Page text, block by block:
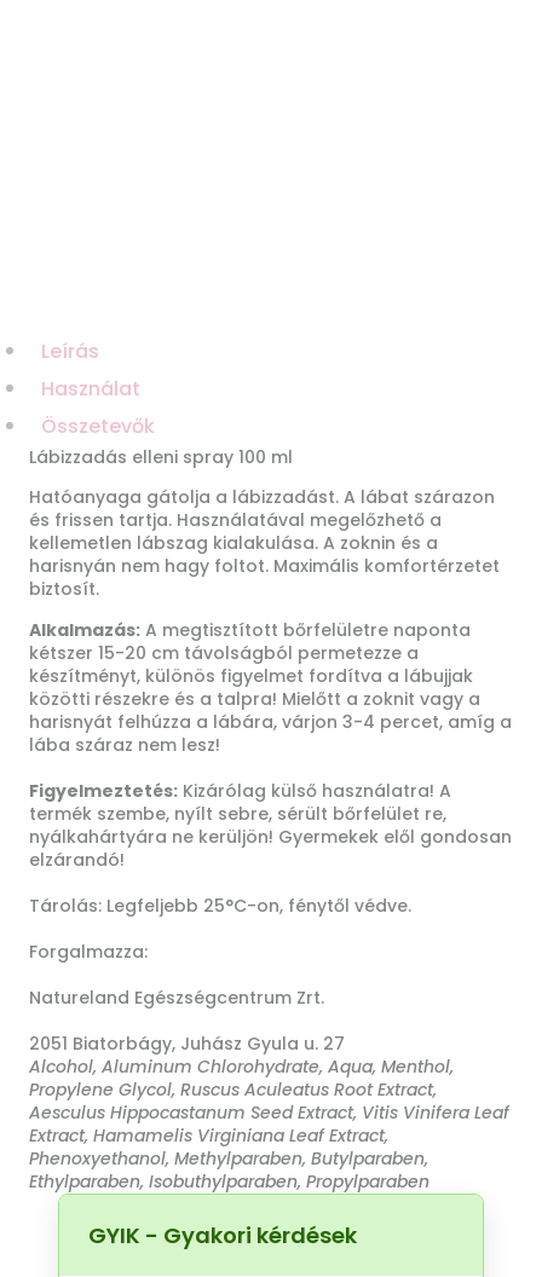
Leírás
Használat
Összetevők
Lábizzadás elleni spray 100 ml
Hatóanyaga gátolja a lábizzadást. A lábat szárazon
és frissen tartja. Használatával megelőzhető a
kellemetlen lábszag kialakulása. A zoknin és a
harisnyán nem hagy foltot. Maximális komfortérzetet
biztosít.
Alkalmazás: A megtisztított bőrfelületre naponta
kétszer 15-20 cm távolságból permetezze a
készítményt, különös figyelmet fordítva a lábujjak
közötti részekre és a talpra! Mielőtt a zoknit vagy a
harisnyát felhúzza a lábára, várjon 3-4 percet, amíg a
lába száraz nem lesz!
Figyelmeztetés: Kizárólag külső használatra! A
termék szembe, nyílt sebre, sérült bőrfelület re,
nyálkahártyára ne kerüljön! Gyermekek elől gondosan
elzárandó!
Tárolás: Legfeljebb 25°C-on, fénytől védve.
Forgalmazza:
Natureland Egészségcentrum Zrt.
2051 Biatorbágy, Juhász Gyula u. 27
Alcohol, Aluminum Chlorohydrate, Aqua, Menthol,
Propylene Glycol, Ruscus Aculeatus Root Extract,
Aesculus Hippocastanum Seed Extract, Vitis Vinifera Leaf
Extract, Hamamelis Virginiana Leaf Extract,
Phenoxyethanol, Methylparaben, Butylparaben,
Ethylparaben, Isobuthylparaben, Propylparaben
GYIK - Gyakori kérdések